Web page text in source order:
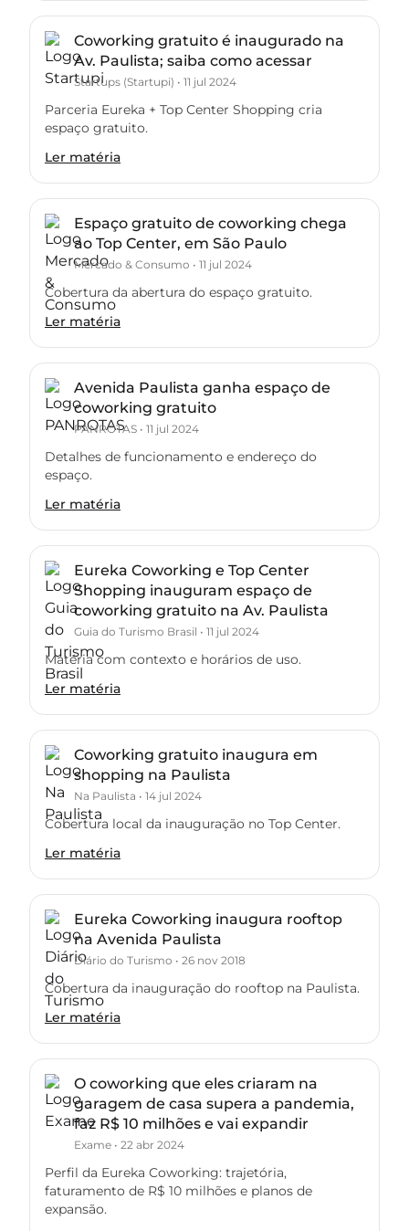
Coworking gratuito é inaugurado na
Av. Paulista; saiba como acessar
Startups (Startupi) • 11 jul 2024
Parceria Eureka + Top Center Shopping cria
espaço gratuito.
Ler matéria
Espaço gratuito de coworking chega
ao Top Center, em São Paulo
Mercado & Consumo • 11 jul 2024
Cobertura da abertura do espaço gratuito.
Ler matéria
Avenida Paulista ganha espaço de
coworking gratuito
PANROTAS • 11 jul 2024
Detalhes de funcionamento e endereço do
espaço.
Ler matéria
Eureka Coworking e Top Center
Shopping inauguram espaço de
coworking gratuito na Av. Paulista
Guia do Turismo Brasil • 11 jul 2024
Matéria com contexto e horários de uso.
Ler matéria
Coworking gratuito inaugura em
shopping na Paulista
Na Paulista • 14 jul 2024
Cobertura local da inauguração no Top Center.
Ler matéria
Eureka Coworking inaugura rooftop
na Avenida Paulista
Diário do Turismo • 26 nov 2018
Cobertura da inauguração do rooftop na Paulista.
Ler matéria
O coworking que eles criaram na
garagem de casa supera a pandemia,
faz R$ 10 milhões e vai expandir
Exame • 22 abr 2024
Perfil da Eureka Coworking: trajetória,
faturamento de R$ 10 milhões e planos de
expansão.